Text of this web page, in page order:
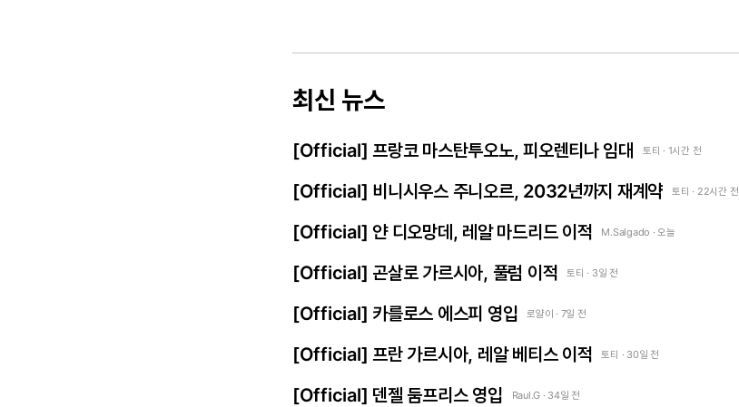
최신 뉴스
[Official] 프랑코 마스탄투오노, 피오렌티나 임대 토티 · 1시간 전
[Official] 비니시우스 주니오르, 2032년까지 재계약 토티 · 22시간 전
[Official] 얀 디오망데, 레알 마드리드 이적 M.Salgado · 오늘
[Official] 곤살로 가르시아, 풀럼 이적 토티 · 3일 전
[Official] 카를로스 에스피 영입 로얄이 · 7일 전
[Official] 프란 가르시아, 레알 베티스 이적 토티 · 30일 전
[Official] 덴젤 둠프리스 영입 Raul.G · 34일 전